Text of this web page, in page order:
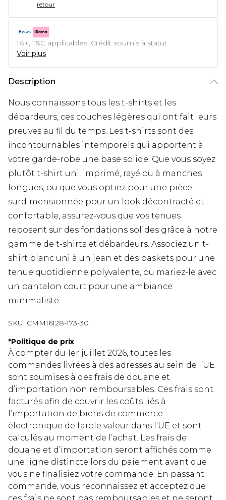
retour
18+, T&C applicables. Crédit soumis à statut
Voir plus
Description
Nous connaissons tous les t-shirts et les
débardeurs, ces couches légères qui ont fait leurs
preuves au fil du temps. Les t-shirts sont des
incontournables intemporels qui apportent à
votre garde-robe une base solide. Que vous soyez
plutôt t-shirt uni, imprimé, rayé ou à manches
longues, ou que vous optiez pour une pièce
surdimensionnée pour un look décontracté et
confortable, assurez-vous que vos tenues
reposent sur des fondations solides grâce à notre
gamme de t-shirts et débardeurs. Associez un t-
shirt blanc uni à un jean et des baskets pour une
tenue quotidienne polyvalente, ou mariez-le avec
un pantalon court pour une ambiance
minimaliste.
SKU: CMM16128-173-30
*Politique de prix
À compter du 1er juillet 2026, toutes les
commandes livrées à des adresses au sein de l’UE
sont soumises à des frais de douane et
d’importation non remboursables. Ces frais sont
facturés afin de couvrir les coûts liés à
l’importation de biens de commerce
électronique de faible valeur dans l’UE et sont
calculés au moment de l’achat. Les frais de
douane et d’importation seront affichés comme
une ligne distincte lors du paiement avant que
vous ne finalisiez votre commande. En passant
commande, vous reconnaissez et acceptez que